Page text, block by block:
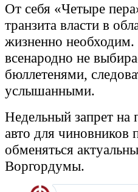
От себя «Четыре
транзита власти в
жизненно
всенародно не
бюллетенями,
услышанными.
Недельный запрет
авто для чиновников
обменяться
Воргордумы.